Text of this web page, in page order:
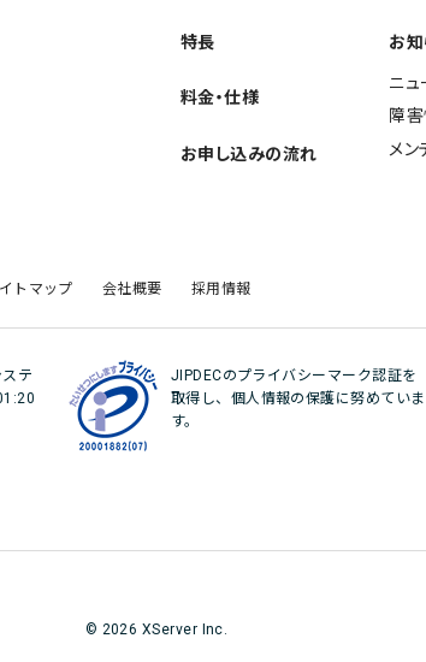
特長
料金・仕様
お申し込みの流れ
お知
ニュ
障
メ
トマップ 会社概要 採用情報
テ
JIPDECのプライバシーマーク認証を
取得し、個人情報の保護に努めていま
す。
© 2026 XServer Inc.